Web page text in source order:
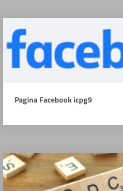
Pagina Facebook icpg9